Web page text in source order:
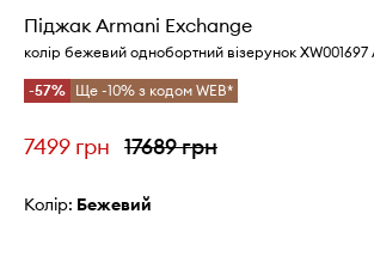
Піджак Armani Exchange
колір бежевий однобортний візерунок XW001697
-57% Ще -10% з кодом WEB*
7499 грн 17689 грн
Колір: бежевий